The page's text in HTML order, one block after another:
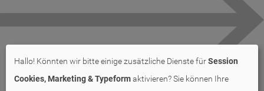
Hallo! Könnten wir bitte einige zusätzliche Dienste fürSession
Cookies, Marketing & Typeformaktivieren? Sie können Ihre